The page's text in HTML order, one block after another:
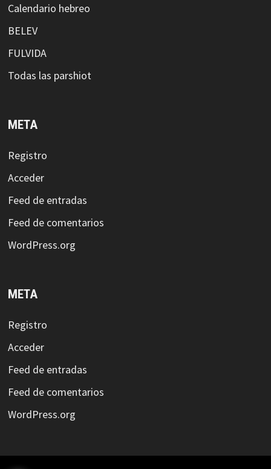
Calendario hebreo
BELEV
FULVIDA
Todas las parshiot
META
Registro
Acceder
Feed de entradas
Feed de comentarios
WordPress.org
META
Registro
Acceder
Feed de entradas
Feed de comentarios
WordPress.org